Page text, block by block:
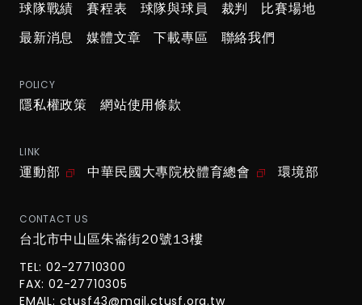
球隊戰績 賽程表 球隊與球員 裁判
比賽場地
最新消息
媒體文章 下載專區 聯絡我們
POLICY
隱私權政策 網站使用條款
LINK
運動部 中華民國大專院校體育總會 環境部
CONTACT US
台北市中山區朱崙街20號13樓
TEL: 02-27710300
FAX: 02-27710305
EMAIL: ctusf43@mail.ctusf.org.tw